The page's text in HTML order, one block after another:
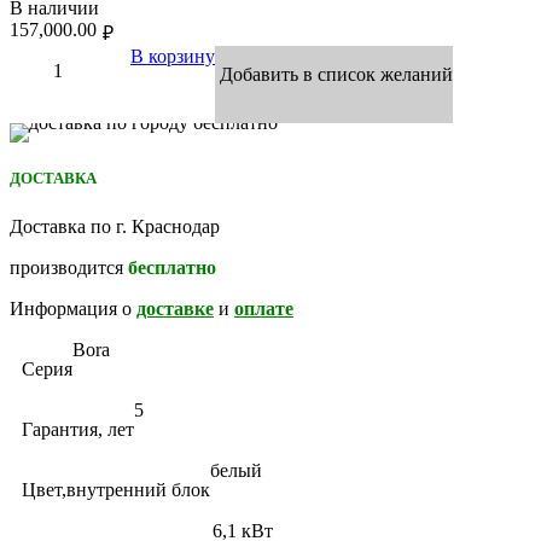
В наличии
₽
157,000.00
В корзину
Добавить в список желаний
ДОСТАВКА
Доставка по г. Краснодар
производится бесплатно
Информация о доставке и оплате
Серия
Bora
Гарантия, лет
5
Цвет,внутренний блок
белый
6,1 кВт